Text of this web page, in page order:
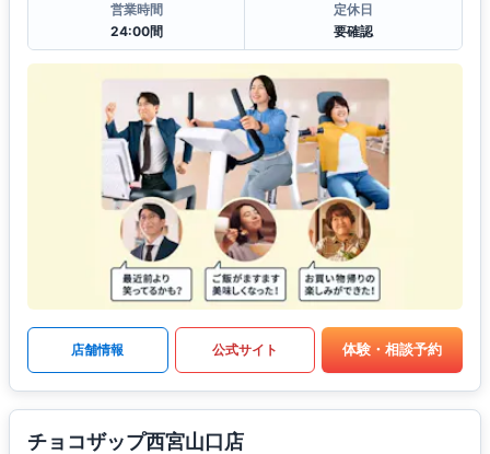
営業時間
24:00間
定休日
要確認
店舗情報 公式サイト 体験・相談予約
チョコザップ西宮山口店